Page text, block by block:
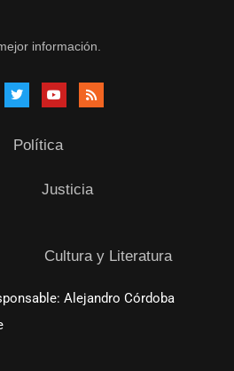
información.
Política
Justicia
Cultura y Literatura
Alejandro Córdoba